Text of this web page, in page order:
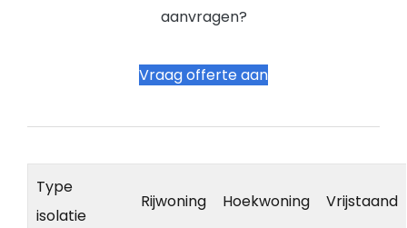
aanvragen?
Vraag offerte aan
Type
isolatie
Rijwoning Hoekwoning Vrijstaand